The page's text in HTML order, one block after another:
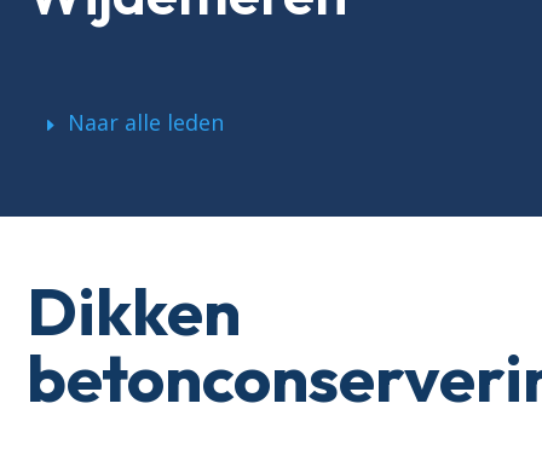
Naar alle leden
Dikken